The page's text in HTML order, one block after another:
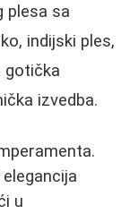
plesa sa
indijski ples,
gotička
izvedba.
u